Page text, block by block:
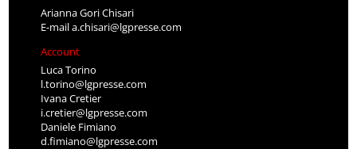
Arianna Gori Chisari
E-maila.chisari@lgpresse.com
Account
Luca Torino
l.torino@lgpresse.com
Ivana Cretier
i.cretier@lgpresse.com
Daniele Fimiano
d.fimiano@lgpresse.com